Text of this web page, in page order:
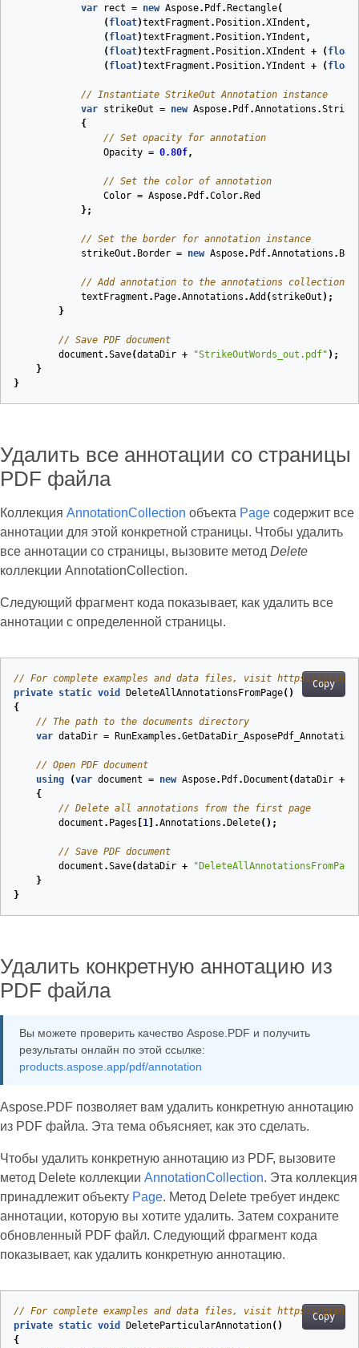
var rect = new Aspose. Pdf. Rectangle(
( float)textFragment . Position.XIndent ,
( float)textFragment . Position.YIndent ,
( float)textFragment . Position.XIndent + ( float
( float)textFragment . Position.YIndent + ( float
// Instantiate StrikeOut Annotation instance
var strikeOut = new Aspose. Pdf.Annotations .
{
// Set opacity for annotation
Opacity = 0.80f,
// Set the color of annotation
Color = Aspose. Pdf.Color. Red
};
// Set the border for annotation instance
strikeOut . Border = new Aspose. Pdf.Annotations .
// Add annotation to the annotations collection of
textFragment . Page.Annotations .Add ( strikeOut );
}
// Save PDF document
document .Save(dataDir + "StrikeOutWords_out.pdf" );
}
}
Удалить все аннотации со страницы
PDF файла
Коллекция AnnotationCollection объекта Page содержит все
аннотации для этой конкретной страницы. Чтобы удалить
все аннотации со страницы, вызовите метод Delete
коллекции AnnotationCollection.
Следующий фрагмент кода показывает, как удалить все
аннотации с определенной страницы.
Copy
// For complete examples and data files, visit https://
private static void DeleteAllAnnotationsFromPage( )
{
// The path to the documents directory
var dataDir = RunExamples .
// Open PDF document
using
(var document = new Aspose. Pdf. Document (dataDir +
{
// Delete all annotations from the first page
document . Pages 1 ].Annotations . Delete();
// Save PDF document
document .Save(dataDir +
}
}
Удалить конкретную аннотацию из
PDF файла
Вы можете проверить качество Aspose.PDF и получить
результаты онлайн по этой ссылке:
products.aspose.app/pdf/annotation
Aspose.PDF позволяет вам удалить конкретную аннотацию
из PDF файла. Эта тема объясняет, как это сделать.
Чтобы удалить конкретную аннотацию из PDF, вызовите
метод Delete коллекции AnnotationCollection. Эта коллекция
принадлежит объекту Page. Метод Delete требует индекс
аннотации, которую вы хотите удалить. Затем сохраните
обновленный PDF файл. Следующий фрагмент кода
показывает, как удалить конкретную аннотацию.
Copy
// For complete examples and data files, visit https://
private static void DeleteParticularAnnotation( )
{